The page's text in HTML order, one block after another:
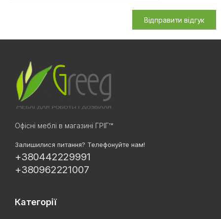
Відправити відгук
Офісні меблі в магазині ГРІГ™
Залишилися питання? Телефонуйте нам!
+380442229991
+380962221007
Категорії